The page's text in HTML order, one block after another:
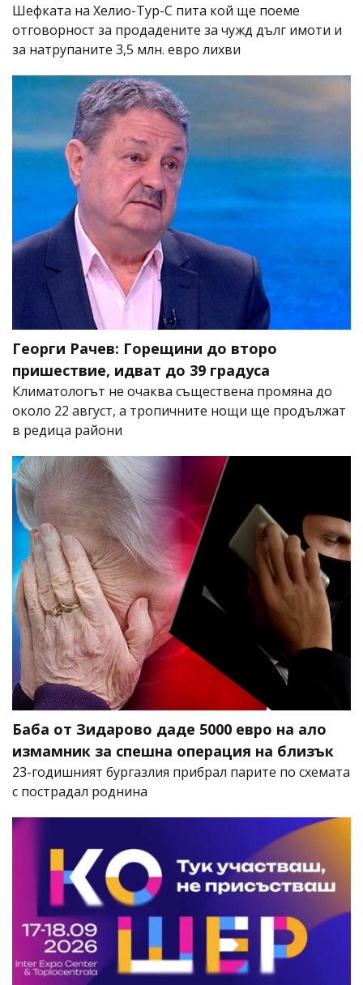
Шефката на Хелио-Тур-С пита кой ще поеме
отговорност за продадените за чужд дълг имоти и
за натрупаните 3,5 млн. евро лихви
Георги Рачев: Горещини до второ
пришествие, идват до 39 градуса
Климатологът не очаква съществена промяна до
около 22 август, а тропичните нощи ще продължат
в редица райони
Баба от Зидарово даде 5000 евро на ало
измамник за спешна операция на близък
23-годишният бургазлия прибрал парите по схемата
с пострадал роднина